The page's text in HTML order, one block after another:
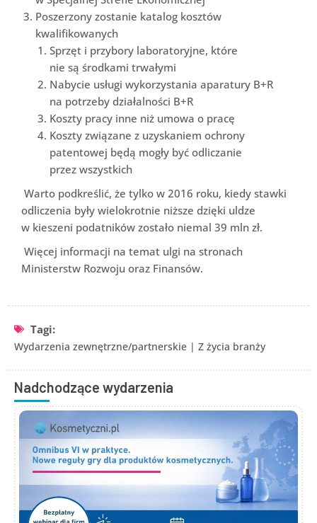
Poszerzony zostanie katalog kosztów
kwalifikowanych
Sprzęt i przybory laboratoryjne, które
nie są środkami trwałymi
Nabycie usługi wykorzystania aparatury B+R
na potrzeby działalności B+R
Koszty pracy inne niż umowa o pracę
Koszty związane z uzyskaniem ochrony
patentowej będą mogły być odliczanie
przez wszystkich
Warto podkreślić, że tylko w 2016 roku, kiedy stawki
odliczenia były wielokrotnie niższe dzięki uldze
w kieszeni podatników zostało niemal 39 mln zł.
Więcej informacji na temat ulgi na stronach
Ministerstw Rozwoju oraz Finansów.
Tagi:
Wydarzenia zewnętrzne/partnerskie | Z życia branży
Nadchodzące wydarzenia